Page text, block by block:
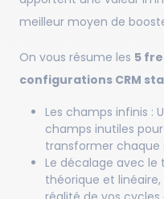
meilleur moyen de
On vous résume les 5
configurations CRM
Les champs infinis :
champs inutiles
transformer chaque
Le décalage avec le
théorique et